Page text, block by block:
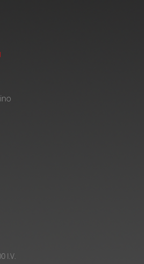
I.V.